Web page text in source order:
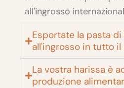
all'ingrosso
Esportate la pasta di
all'ingrosso in tutto il
La vostra harissa è
produzione